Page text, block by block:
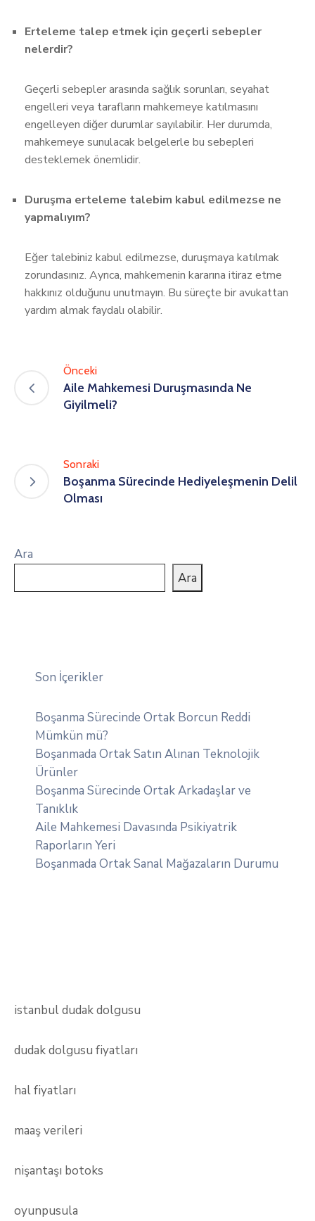
Erteleme talep etmek için geçerli sebepler
nelerdir?
Geçerli sebepler arasında sağlık sorunları, seyahat
engelleri veya tarafların mahkemeye katılmasını
engelleyen diğer durumlar sayılabilir. Her durumda,
mahkemeye sunulacak belgelerle bu sebepleri
desteklemek önemlidir.
Duruşma erteleme talebim kabul edilmezse ne
yapmalıyım?
Eğer talebiniz kabul edilmezse, duruşmaya katılmak
zorundasınız. Ayrıca, mahkemenin kararına itiraz etme
hakkınız olduğunu unutmayın. Bu süreçte bir avukattan
yardım almak faydalı olabilir.
Önceki
Aile Mahkemesi Duruşmasında Ne
Giyilmeli?
Sonraki
Boşanma Sürecinde Hediyeleşmenin Delil
Olması
Ara
Ara
Son İçerikler
Boşanma Sürecinde Ortak Borcun Reddi
Mümkün mü?
Boşanmada Ortak Satın Alınan Teknolojik
Ürünler
Boşanma Sürecinde Ortak Arkadaşlar ve
Tanıklık
Aile Mahkemesi Davasında Psikiyatrik
Raporların Yeri
Boşanmada Ortak Sanal Mağazaların Durumu
istanbul dudak dolgusu
dudak dolgusu fiyatları
hal fiyatları
maaş verileri
nişantaşı botoks
oyunpusula